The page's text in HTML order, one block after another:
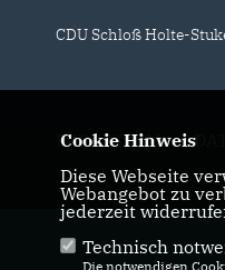
CDU Schloß Holte-
IMPRESSUM
Cookie Hinweis
Diese Webseite
Webangebot zu
jederzeit
Technisch
Die notwendigen